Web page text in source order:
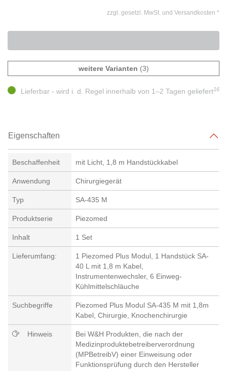
zzgl. gesetzl. MwSt. und Versandkosten *
weitere Varianten (3)
Lieferbar - wird i. d. Regel innerhalb von 1–2 Tagen geliefert16
Eigenschaften
Beschaffenheit mit Licht, 1,8 m Handstückkabel
Anwendung Chirurgiegerät
Typ SA-435 M
Produktserie Piezomed
Inhalt 1 Set
Lieferumfang:
1 Piezomed Plus Modul, 1 Handstück SA-
40 L mit 1,8 m Kabel,
Instrumentenwechsler, 6 Einweg-
Kühlmittelschläuche
Suchbegriffe
Piezomed Plus Modul SA-435 M mit 1,8m
Kabel, Chirurgie, Knochenchirurgie
Hinweis
Bei W&H Produkten, die nach der
Medizinproduktebetreiberverordnung
(MPBetreibV) einer Einweisung oder
Funktionsprüfung durch den Hersteller